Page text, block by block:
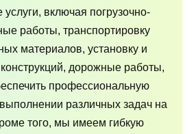
услуги, включая погрузочно-
работы, транспортировку
материалов, установку и
дорожные работы,
профессиональную
различных задач на
того, мы имеем гибкую